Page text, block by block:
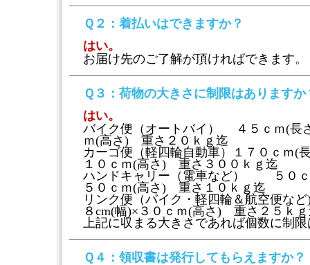
Ｑ２ ：着払いはできますか？
はい。
お届け先のご了解が頂ければできます。
Ｑ３ ：荷物の大きさに制限はありますか
はい。
バイク便（オートバイ） ４５ｃｍ(長
ｍ(高さ) 重さ２０ｋｇ迄
カーゴ便（軽四輪自動車）１７０ｃｍ(
１０ｃｍ(高さ) 重さ３００ｋｇ迄
ハンドキャリー（電車など） ５０ｃ
５０ｃｍ(高さ) 重さ１０ｋｇ迄
リンク便（バイク・軽四輪＆航空便な
８cm(幅)×３０ｃｍ(高さ) 重さ２５ｋ
上記に収まる大きさであれば個数に制
Ｑ４ ：領収書は発行してもらえますか？